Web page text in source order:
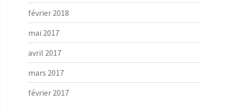
février 2018
mai 2017
avril 2017
mars 2017
février 2017